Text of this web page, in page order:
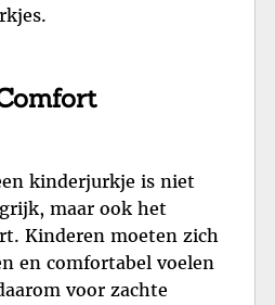
kinderjurkje is niet
maar ook het
Kinderen moeten zich
en comfortabel voelen
voor zachte